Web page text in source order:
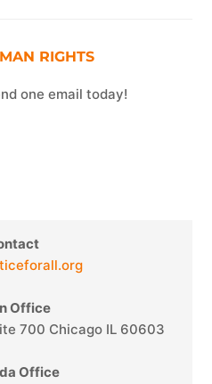
RIGHTS
one email today!
Office
700 Chicago IL 60603
Office